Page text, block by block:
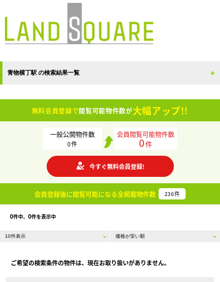
青物横丁駅 の検索結果一覧
無料会員登録で閲覧可能物件数が大幅アップ!!
一般公開物件数
0件
会員閲覧可能物件数
0件
今すぐ無料会員登録!
会員登録後に閲覧可能になる全掲載物件数 236件
0件中、 0件を表示中
ご希望の検索条件の物件は、現在お取り扱いがありません。